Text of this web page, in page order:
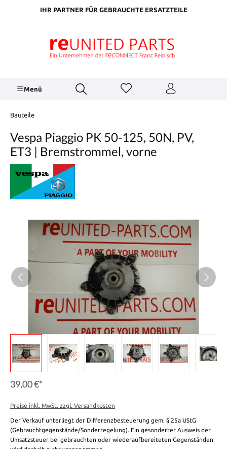
springenIHR PARTNER FÜR GEBRAUCHTE ERSATZTEILE
Menü
Bauteile
Vespa Piaggio PK 50-125, 50N, PV,
ET3 | Bremstrommel, vorne
39,00 €*
Preise inkl. MwSt. zzgl. Versandkosten
Der Verkauf unterliegt der Differenzbesteuerung gem. § 25a UStG
(Gebrauchtgegenstände/Sonderregelung). Ein gesonderter Ausweis der
Umsatzsteuer bei gebrauchten oder wiederaufbereiteten Gegenständen